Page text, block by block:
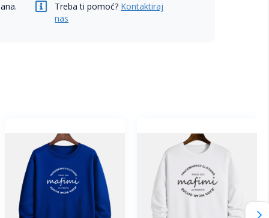
Treba ti pomoć? Kontaktiraj
nas